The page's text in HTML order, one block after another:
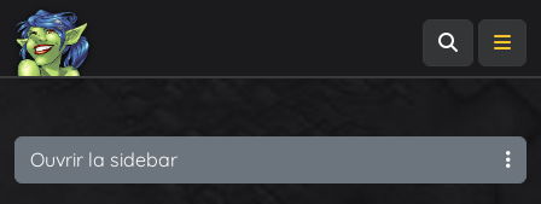
Ouvrir la sidebar